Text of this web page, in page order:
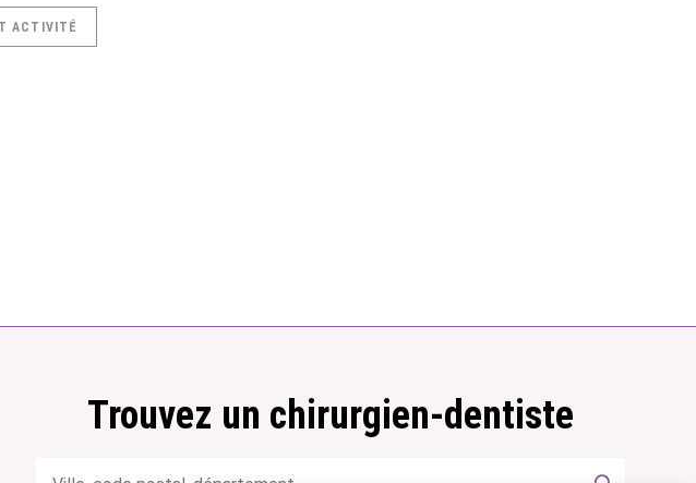
ACTIVITÉ
Trouvez un chirurgien-dentiste